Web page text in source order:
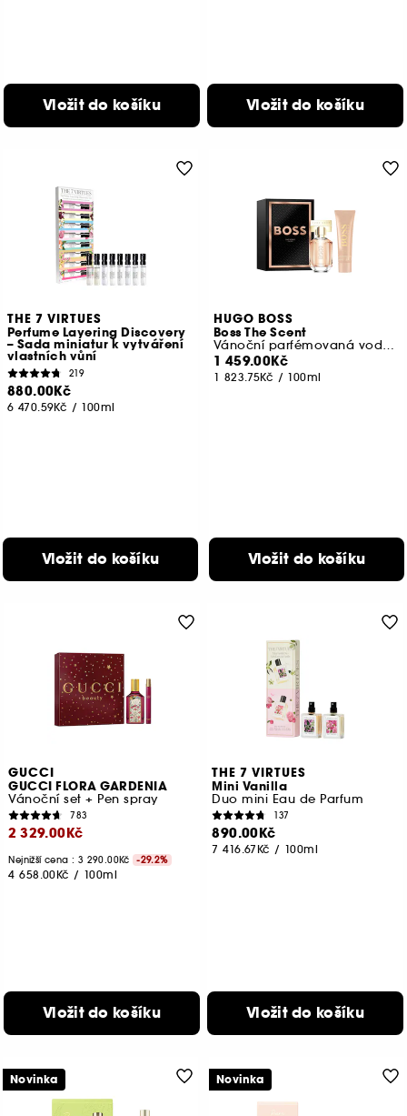
Vložit do košíku Vložit do košíku
THE 7 VIRTUES
Perfume Layering Discovery
– Sada miniatur k vytváření
vlastních vůní
219
880.00Kč
6 470.59Kč / 100ml
Vložit do košíku
HUGO BOSS
Boss The Scent
Vánoční parfémovaná voda & tělové mléko pro ni
1 459.00Kč
1 823.75Kč / 100ml
Vložit do košíku
GUCCI
GUCCI FLORA GARDENIA
Vánoční set + Pen spray
783
2 329.00Kč
Nejnižší cena : 3 290.00Kč -29.2%
4 658.00Kč / 100ml
Vložit do košíku
THE 7 VIRTUES
Mini Vanilla
Duo mini Eau de Parfum
137
890.00Kč
7 416.67Kč / 100ml
Vložit do košíku
Novinka Novinka